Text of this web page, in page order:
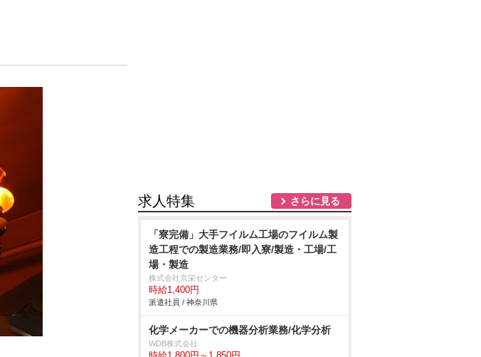
求人特集 さらに見る
「寮完備」大手フイルム工場のフイルム製
造工程での製造業務/即入寮/製造・工場/工
場・製造
株式会社京栄センター
時給1,400円
派遣社員 / 神奈川県
化学メーカーでの機器分析業務/化学分析
WDB株式会社